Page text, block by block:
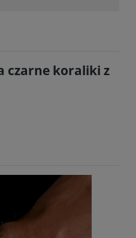
czarne koraliki z